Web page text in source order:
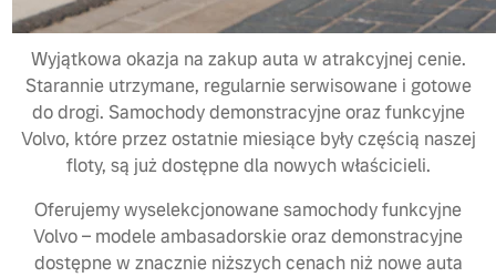
Wyjątkowa okazja na zakup auta w atrakcyjnej cenie.
Starannie utrzymane, regularnie serwisowane i gotowe
do drogi. Samochody demonstracyjne oraz funkcyjne
Volvo, które przez ostatnie miesiące były częścią naszej
floty, są już dostępne dla nowych właścicieli.
Oferujemy wyselekcjonowane samochody funkcyjne
Volvo – modele ambasadorskie oraz demonstracyjne
dostępne w znacznie niższych cenach niż nowe auta